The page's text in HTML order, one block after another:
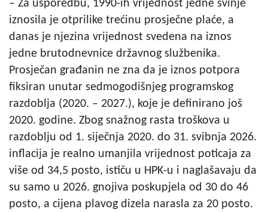
– Za usporedbu, 1990-ih vrijednost jedne svinje
iznosila je otprilike trećinu prosječne plaće, a
danas je njezina vrijednost svedena na iznos
jedne brutodnevnice državnog službenika.
Prosječan građanin ne zna da je iznos potpora
fiksiran unutar sedmogodišnjeg programskog
razdoblja (2020. – 2027.), koje je definirano još
2020. godine. Zbog snažnog rasta troškova u
razdoblju od 1. siječnja 2020. do 31. svibnja 2026.
inflacija je realno umanjila vrijednost poticaja za
više od 34,5 posto, ističu u HPK-u i naglašavaju da
su samo u 2026. gnojiva poskupjela od 30 do 46
posto, a cijena plavog dizela narasla za 20 posto.